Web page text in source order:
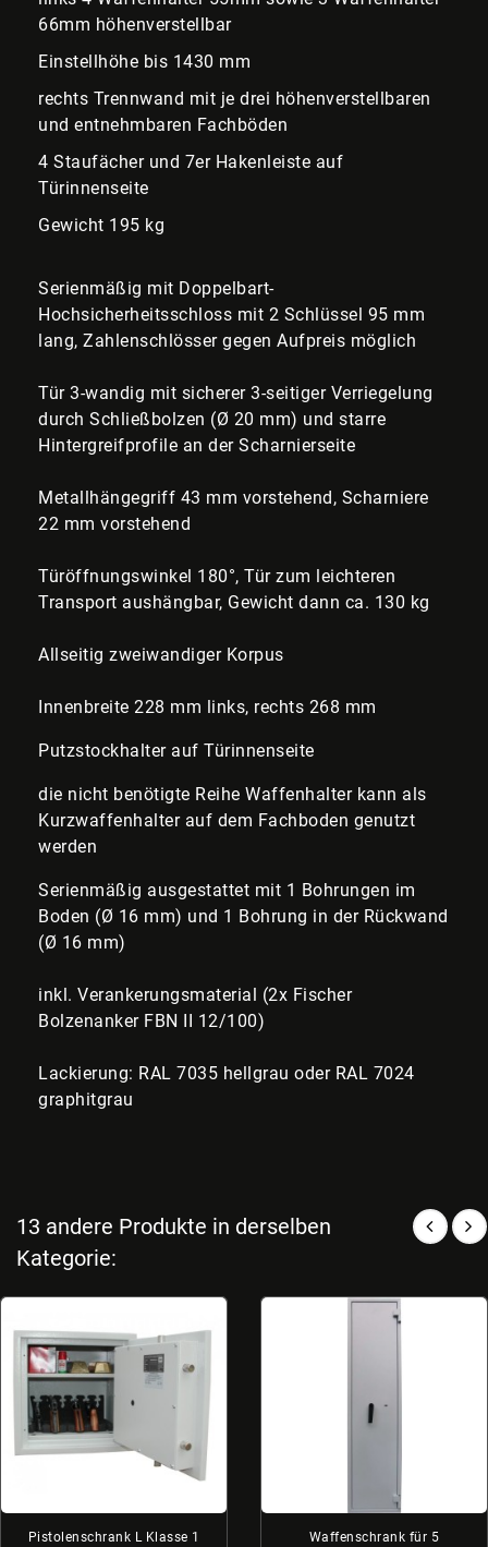
66mm höhenverstellbar
Einstellhöhe bis 1430 mm
rechts Trennwand mit je drei höhenverstellbaren
und entnehmbaren Fachböden
4 Staufächer und 7er Hakenleiste auf
Türinnenseite
Gewicht 195 kg
Serienmäßig mit Doppelbart-
Hochsicherheitsschloss mit 2 Schlüssel 95 mm
lang, Zahlenschlösser gegen Aufpreis möglich
Tür 3-wandig mit sicherer 3-seitiger Verriegelung
durch Schließbolzen (Ø 20 mm) und starre
Hintergreifprofile an der Scharnierseite
Metallhängegriff 43 mm vorstehend, Scharniere
22 mm vorstehend
Türöffnungswinkel 180°, Tür zum leichteren
Transport aushängbar, Gewicht dann ca. 130 kg
Allseitig zweiwandiger Korpus
Innenbreite 228 mm links, rechts 268 mm
Putzstockhalter auf Türinnenseite
die nicht benötigte Reihe Waffenhalter kann als
Kurzwaffenhalter auf dem Fachboden genutzt
werden
Serienmäßig ausgestattet mit 1 Bohrungen im
Boden (Ø 16 mm) und 1 Bohrung in der Rückwand
(Ø 16 mm)
inkl. Verankerungsmaterial (2x Fischer
Bolzenanker FBN II 12/100)
Lackierung: RAL 7035 hellgrau oder RAL 7024
graphitgrau
13 andere Produkte in derselben
Kategorie:
Pistolenschrank L Klasse 1
Waffenschrank für 5